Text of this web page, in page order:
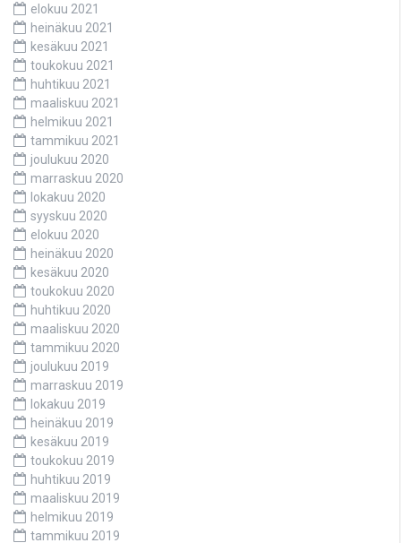
elokuu 2021
heinäkuu 2021
kesäkuu 2021
toukokuu 2021
huhtikuu 2021
maaliskuu 2021
helmikuu 2021
tammikuu 2021
joulukuu 2020
marraskuu 2020
lokakuu 2020
syyskuu 2020
elokuu 2020
heinäkuu 2020
kesäkuu 2020
toukokuu 2020
huhtikuu 2020
maaliskuu 2020
tammikuu 2020
joulukuu 2019
marraskuu 2019
lokakuu 2019
heinäkuu 2019
kesäkuu 2019
toukokuu 2019
huhtikuu 2019
maaliskuu 2019
helmikuu 2019
tammikuu 2019